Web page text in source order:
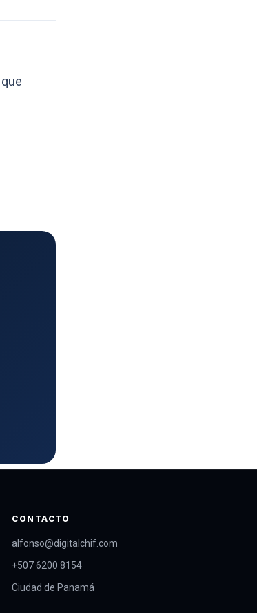
CONTACTO
alfonso@digitalchif.com
+507 6200 8154
Ciudad de Panamá